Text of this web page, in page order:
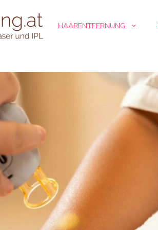
HAARENTFERNUNG